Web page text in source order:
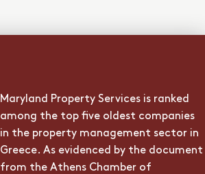
Maryland Property Services is ranked
among the top five oldest companies
in the property management sector in
Greece. As evidenced by the document
from the Athens Chamber of